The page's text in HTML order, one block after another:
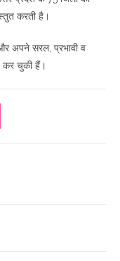
करती है।
अपने सरल, प्रभावी व
कर चुकी हैं।